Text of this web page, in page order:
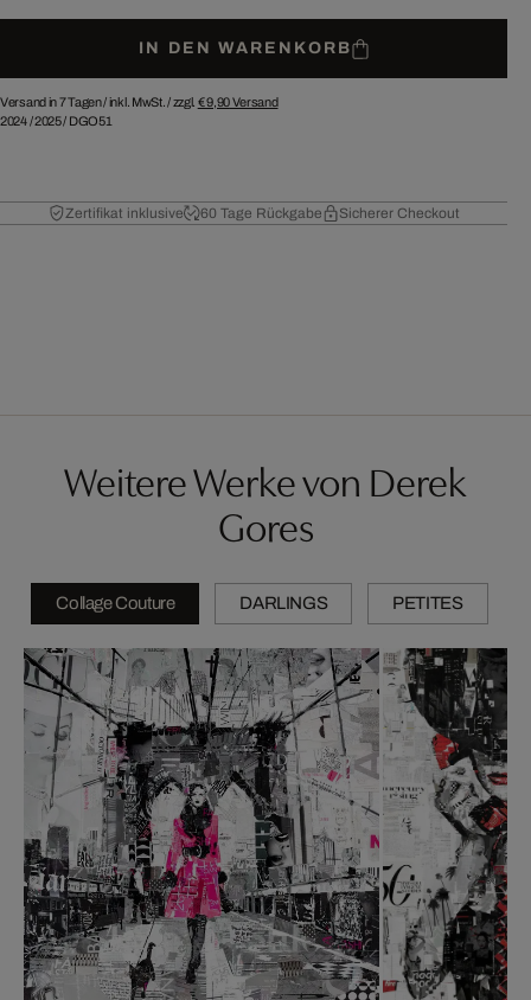
IN DEN WARENKORB
Versand in 7 Tagen /inkl. MwSt. / zzgl. € 9,90Versand
2024/2025/ DGO51
Zertifikat inklusive 60 Tage Rückgabe Sicherer Checkout
Weitere Werke von Derek
Gores
Collage Couture DARLINGS PETITES